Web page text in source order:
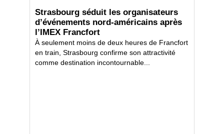
Strasbourg séduit les organisateurs
d’événements nord-américains après
l’IMEX Francfort
À seulement moins de deux heures de Francfort
en train, Strasbourg confirme son attractivité
comme destination incontournable...